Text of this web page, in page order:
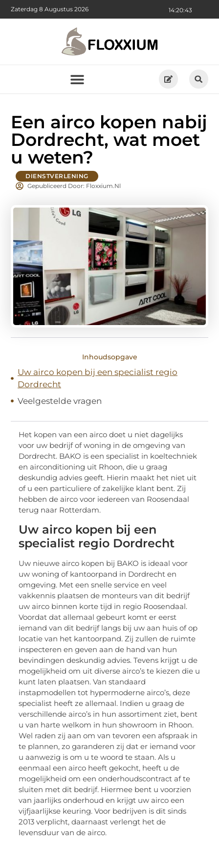
14:20:44
Zaterdag 8 Augustus 2026
Een airco kopen nabij
Dordrecht, wat moet
u weten?
DIENSTVERLENING
Gepubliceerd Door: Floxxium.nl
Inhoudsopgave
Uw airco kopen bij een specialist regio
Dordrecht
Veelgestelde vragen
Het kopen van een airco doet u niet dagelijks
voor uw bedrijf of woning in de omgeving van
Dordrecht. BAKO is een specialist in koeltechniek
en airconditioning uit Rhoon, die u graag
deskundig advies geeft. Hierin maakt het niet uit
of u een particuliere of zakelijke klant bent. Zij
hebben de airco voor iedereen van Roosendaal
terug naar Rotterdam.
Uw airco kopen bij een
specialist regio Dordrecht
Uw nieuwe airco kopen bij BAKO is ideaal voor
uw woning of kantoorpand in Dordrecht en
omgeving. Met een snelle service en veel
vakkennis plaatsen de monteurs van dit bedrijf
uw airco binnen korte tijd in regio Roosendaal.
Voordat dat allemaal gebeurt komt er eerst
iemand van dit bedrijf langs bij uw aan huis of op
locatie van het kantoorpand. Zij zullen de ruimte
inspecteren en geven aan de hand van hun
bevindingen deskundig advies. Tevens krijgt u de
mogelijkheid om uit diverse airco’s te kiezen die u
kunt laten plaatsen. Van standaard
instapmodellen tot hypermoderne airco’s, deze
specialist heeft ze allemaal. Indien u graag de
verschillende airco’s in hun assortiment ziet, bent
u van harte welkom in hun showroom in Rhoon.
Wel raden zij aan om van tevoren een afspraak in
te plannen, zo garanderen zij dat er iemand voor
u aanwezig is om u te woord te staan. Als u
eenmaal een airco heeft gekocht, heeft u de
mogelijkheid om een onderhoudscontract af te
sluiten met dit bedrijf. Hiermee bent u voorzien
van jaarlijks onderhoud en krijgt uw airco een
vijfjaarlijkse keuring. Voor bedrijven is dit sinds
2013 verplicht, daarnaast verlengt het de
levensduur van de airco.